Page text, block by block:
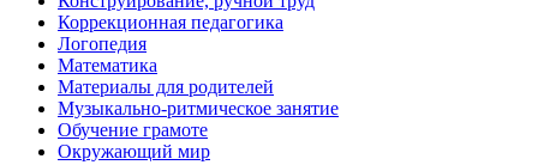
Коррекционная педагогика
Логопедия
Математика
Материалы для родителей
Музыкально-ритмическое занятие
Обучение грамоте
Окружающий мир